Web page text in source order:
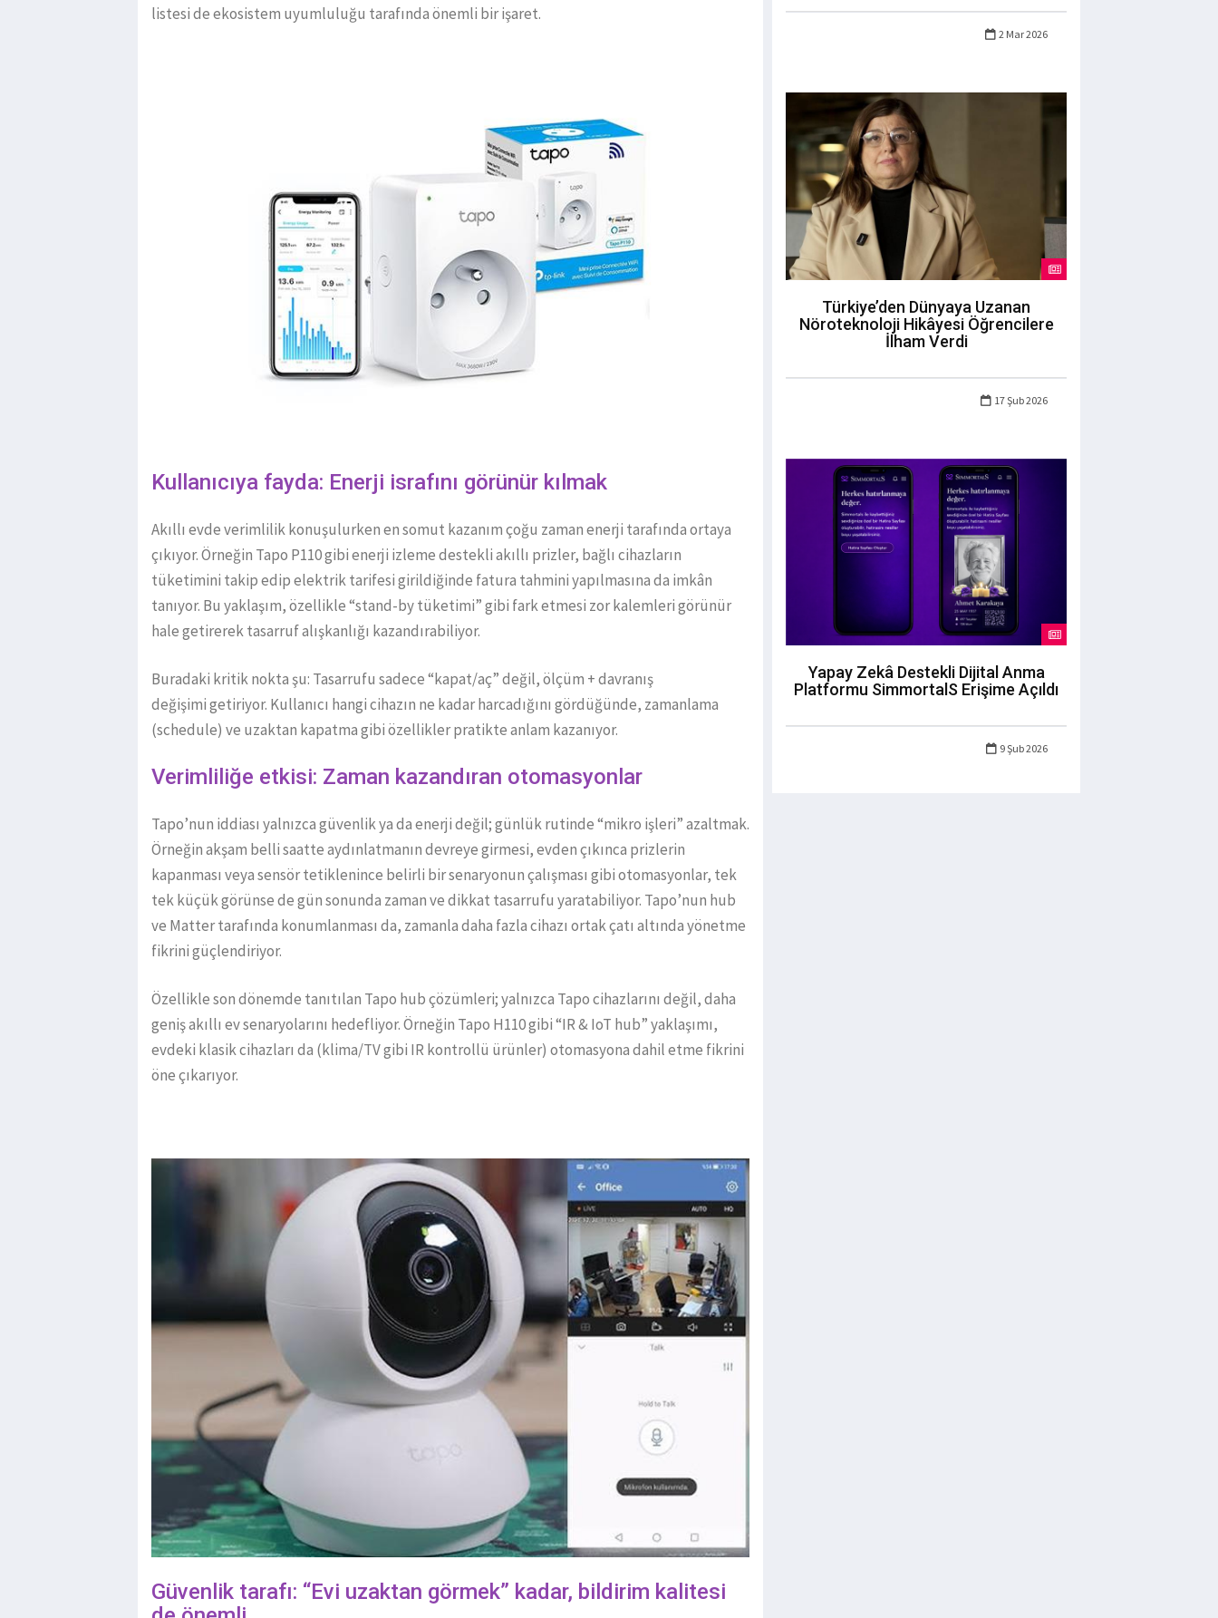
listesi de ekosistem uyumluluğu tarafında önemli bir işaret.
Kullanıcıya fayda: Enerji israfını görünür kılmak
Akıllı evde verimlilik konuşulurken en somut kazanım çoğu zaman enerji tarafında ortaya
çıkıyor. Örneğin Tapo P110 gibi enerji izleme destekli akıllı prizler, bağlı cihazların
tüketimini takip edip elektrik tarifesi girildiğinde fatura tahmini yapılmasına da imkân
tanıyor. Bu yaklaşım, özellikle “stand-by tüketimi” gibi fark etmesi zor kalemleri görünür
hale getirerek tasarruf alışkanlığı kazandırabiliyor.
Buradaki kritik nokta şu: Tasarrufu sadece “kapat/aç” değil, ölçüm + davranış
değişimi getiriyor. Kullanıcı hangi cihazın ne kadar harcadığını gördüğünde, zamanlama
(schedule) ve uzaktan kapatma gibi özellikler pratikte anlam kazanıyor.
Verimliliğe etkisi: Zaman kazandıran otomasyonlar
Tapo’nun iddiası yalnızca güvenlik ya da enerji değil; günlük rutinde “mikro işleri” azaltmak.
Örneğin akşam belli saatte aydınlatmanın devreye girmesi, evden çıkınca prizlerin
kapanması veya sensör tetiklenince belirli bir senaryonun çalışması gibi otomasyonlar, tek
tek küçük görünse de gün sonunda zaman ve dikkat tasarrufu yaratabiliyor. Tapo’nun hub
ve Matter tarafında konumlanması da, zamanla daha fazla cihazı ortak çatı altında yönetme
fikrini güçlendiriyor.
Özellikle son dönemde tanıtılan Tapo hub çözümleri; yalnızca Tapo cihazlarını değil, daha
geniş akıllı ev senaryolarını hedefliyor. Örneğin Tapo H110 gibi “IR & IoT hub” yaklaşımı,
evdeki klasik cihazları da (klima/TV gibi IR kontrollü ürünler) otomasyona dahil etme fikrini
öne çıkarıyor.
Güvenlik tarafı: “Evi uzaktan görmek” kadar, bildirim kalitesi
2 Mar 2026
Türkiye’den Dünyaya Uzanan
Nöroteknoloji Hikâyesi Öğrencilere
İlham Verdi
17 Şub 2026
Yapay Zekâ Destekli Dijital Anma
Platformu SimmortalS Erişime Açıldı
9 Şub 2026